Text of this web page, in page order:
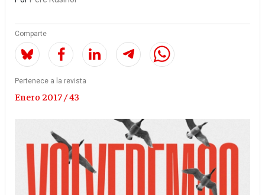
Comparte
Pertenece a la revista
Enero 2017 / 43